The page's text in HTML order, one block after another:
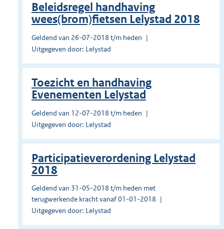
Beleidsregel handhaving
wees(brom)fietsen Lelystad 2018
Geldend van 26-07-2018 t/m heden
Uitgegeven door: Lelystad
Toezicht en handhaving
Evenementen Lelystad
Geldend van 12-07-2018 t/m heden
Uitgegeven door: Lelystad
Participatieverordening Lelystad
2018
Geldend van 31-05-2018 t/m heden met
terugwerkende kracht vanaf 01-01-2018
Uitgegeven door: Lelystad